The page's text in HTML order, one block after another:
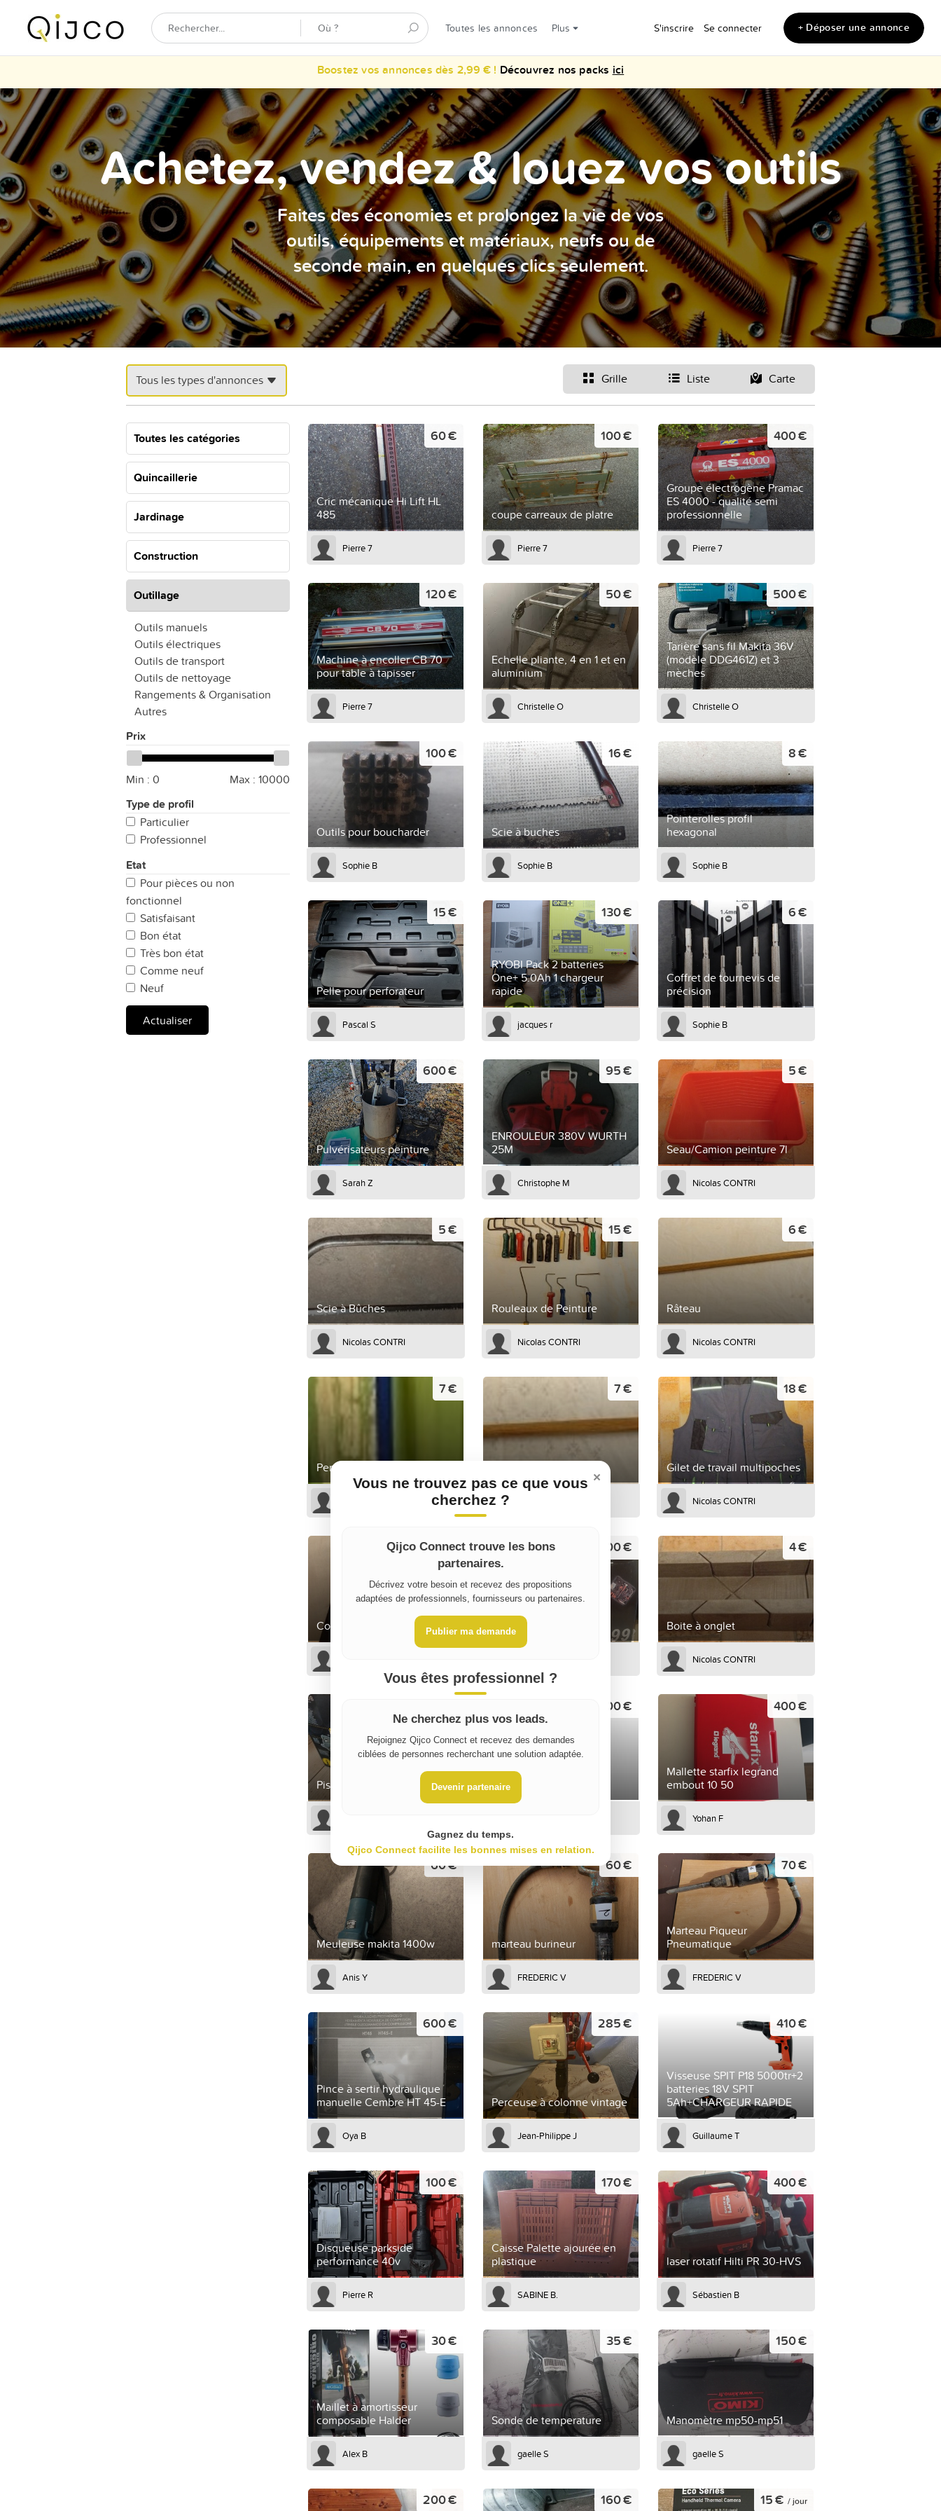
Boostez vos annonces dès 2,99 € ! Découvrez nos packs ici
Toutes les annonces Plus S'inscrire Se connecter + Déposer une annonce
Achetez, vendez & louez vos outils
Faites des économies et prolongez la vie de vos
outils, équipements et matériaux, neufs ou de
seconde main, en quelques clics seulement.
Grille Liste Carte
Tous les types d'annonces
Toutes les catégories
Quincaillerie
Jardinage
Construction
Outillage
Outils manuels
Outils électriques
Outils de transport
Outils de nettoyage
Rangements & Organisation
Autres
Prix
Min : 0 Max : 10000
Type de profil
Particulier
Professionnel
Etat
Pour pièces ou non
fonctionnel
Satisfaisant
Bon état
Très bon état
Comme neuf
Neuf
Actualiser
Cric mécanique Hi Lift HL
485
60 €
Pierre 7
coupe carreaux de platre
100 €
Pierre 7
Groupe électrogène Pramac
ES 4000 - qualité semi
professionnelle
400 €
Pierre 7
Machine à encoller CB 70
pour table à tapisser
120 €
Pierre 7
Echelle pliante, 4 en 1 et en
aluminium
50 €
Christelle O
Tarière sans fil Makita 36V
(modèle DDG461Z) et 3
mèches
500 €
Christelle O
Outils pour boucharder
100 €
Sophie B
Scie à buches
16 €
Sophie B
Pointerolles profil
hexagonal
8 €
Sophie B
Pelle pour perforateur
15 €
Pascal S
RYOBI Pack 2 batteries
One+ 5.0Ah 1 chargeur
rapide
130 €
jacques r
Coffret de tournevis de
précision
6 €
Sophie B
Pulvérisateurs peinture
600 €
Sarah Z
ENROULEUR 380V WURTH
25M
95 €
Christophe M
Seau/Camion peinture 7l
5 €
Nicolas CONTRI
Scie à Bûches
5 €
Nicolas CONTRI
Rouleaux de Peinture
15 €
Nicolas CONTRI
Râteau
6 €
Nicolas CONTRI
Perche Télescopique
7 € 7 €
Gilet de travail multipoches
18 €
Nicolas CONTRI
Couteau/Spatule à Colle
2,75 €
Boite d'outil Kraft World
500 €
Boite à onglet
4 €
Nicolas CONTRI
Pistolet a peinture Laser ligne 360° bosh
100 €
Mallette starfix legrand
embout 10 50
400 €
Yohan F
Meuleuse makita 1400w
60 €
Anis Y
marteau burineur
60 €
FREDERIC V
Marteau Piqueur
Pneumatique
70 €
FREDERIC V
Pince à sertir hydraulique
manuelle Cembre HT 45-E
600 €
Oya B
Perceuse à colonne vintage
285 €
Jean-Philippe J
Visseuse SPIT P18 5000tr+2
batteries 18V SPIT
5Ah+CHARGEUR RAPIDE
410 €
Guillaume T
Disqueuse parkside
performance 40v
100 €
Pierre R
Caisse Palette ajourée en
plastique
170 €
SABINE B.
laser rotatif Hilti PR 30-HVS
400 €
Sébastien B
Maillet à amortisseur
composable Halder
30 €
Alex B
Sonde de temperature
35 €
gaelle S
Manomètre mp50-mp51
150 €
gaelle S
200 € 160 € 15 € / jour
×
Vous ne trouvez pas ce que vous
cherchez ?
Qijco Connect trouve les bons
partenaires.
Décrivez votre besoin et recevez des propositions
adaptées de professionnels, fournisseurs ou partenaires.
Publier ma demande
Vous êtes professionnel ?
Ne cherchez plus vos leads.
Rejoignez Qijco Connect et recevez des demandes
ciblées de personnes recherchant une solution adaptée.
Devenir partenaire
Gagnez du temps.
Qijco Connect facilite les bonnes mises en relation.